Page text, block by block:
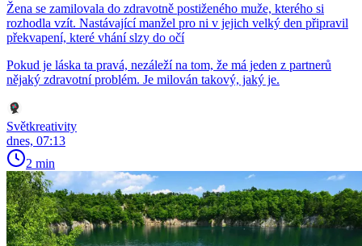
Žena se zamilovala do zdravotně postiženého muže, kterého si
rozhodla vzít. Nastávající manžel pro ni v jejich velký den připravil
překvapení, které vhání slzy do očí
Pokud je láska ta pravá, nezáleží na tom, že má jeden z partnerů
nějaký zdravotní problém. Je milován takový, jaký je.
Světkreativity
dnes, 07:13
2 min